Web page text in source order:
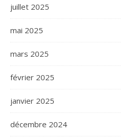
juillet 2025
mai 2025
mars 2025
février 2025
janvier 2025
décembre 2024